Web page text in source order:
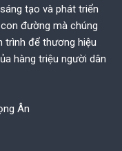
tạo và phát triển
đường mà chúng
trình để thương hiệu
hàng triệu người dân
Ân